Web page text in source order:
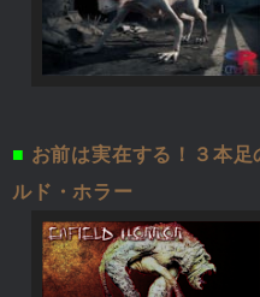
■ お前は実在する！３本
ルド・ホラー